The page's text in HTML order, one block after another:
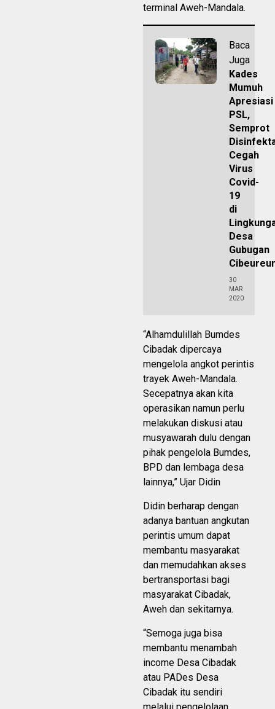
terminal Aweh-Mandala.
Baca
Juga
Kades
Mumuh
Apresiasi
PSL,
Semprot
Cegah
Virus
Covid-
19
di
Desa
Gubugan
30
MAR
2020
“Alhamdulillah Bumdes
Cibadak dipercaya
mengelola angkot perintis
trayek Aweh-Mandala.
Secepatnya akan kita
operasikan namun perlu
melakukan diskusi atau
musyawarah dulu dengan
pihak pengelola Bumdes,
BPD dan lembaga desa
lainnya,” Ujar Didin
Didin berharap dengan
adanya bantuan angkutan
perintis umum dapat
membantu masyarakat
dan memudahkan akses
bertransportasi bagi
masyarakat Cibadak,
Aweh dan sekitarnya.
“Semoga juga bisa
membantu menambah
income Desa Cibadak
atau PADes Desa
Cibadak itu sendiri